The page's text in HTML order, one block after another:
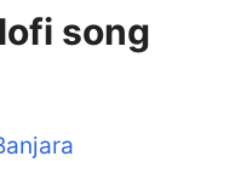
lofi song